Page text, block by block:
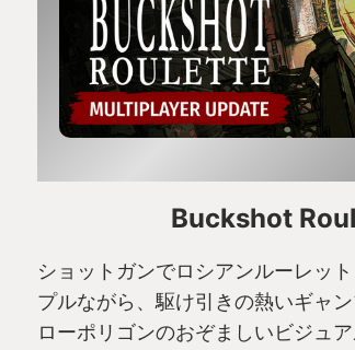
Buckshot
ショットガンでロシアンルーレッ
プルながら、駆け引きの熱いギャン
ローポリゴンのおぞましいビジュ